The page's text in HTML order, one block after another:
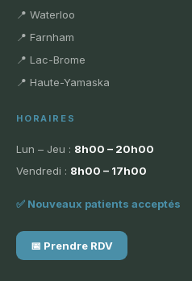
📍 Waterloo
📍 Farnham
📍 Lac-Brome
📍 Haute-Yamaska
HORAIRES
Lun – Jeu : 8h00 – 20h00
Vendredi : 8h00 – 17h00
✅ Nouveaux patients acceptés
📅 Prendre RDV